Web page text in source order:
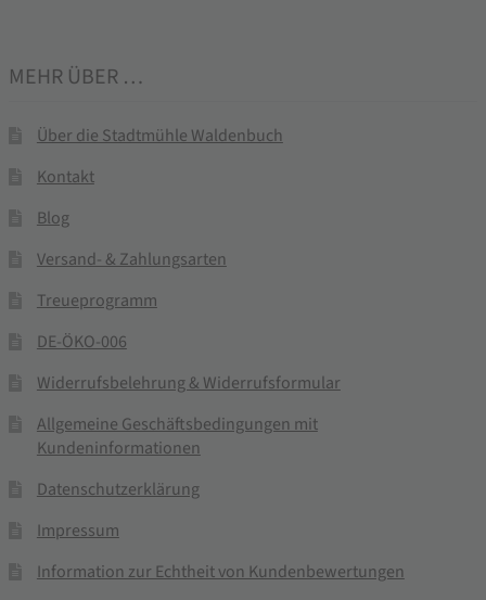
MEHR ÜBER …
Über die Stadtmühle Waldenbuch
Kontakt
Blog
Versand- & Zahlungsarten
Treueprogramm
DE-ÖKO-006
Widerrufsbelehrung & Widerrufsformular
Allgemeine Geschäftsbedingungen mit
Kundeninformationen
Datenschutzerklärung
Impressum
Information zur Echtheit von Kundenbewertungen